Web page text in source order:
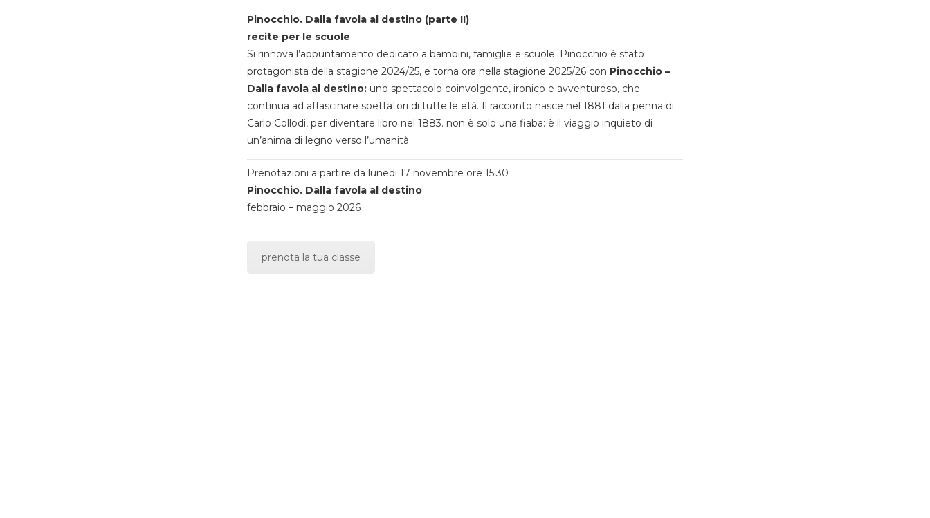
Pinocchio. Dalla favola al destino (parte II)
recite per le scuole
Si rinnova l’appuntamento dedicato a bambini, famiglie e scuole. Pinocchio è stato
protagonista della stagione 2024/25, e torna ora nella stagione 2025/26 con Pinocchio –
Dalla favola al destino:uno spettacolo coinvolgente, ironico e avventuroso, che
continua ad affascinare spettatori di tutte le età. Il racconto nasce nel 1881 dalla penna di
Carlo Collodi, per diventare libro nel 1883. non è solo una fiaba: è il viaggio inquieto di
un’anima di legno verso l’umanità.
Prenotazioni a partire da lunedi 17 novembre ore 15.30
Pinocchio. Dalla favola al destino
febbraio – maggio 2026
prenota la tua classe